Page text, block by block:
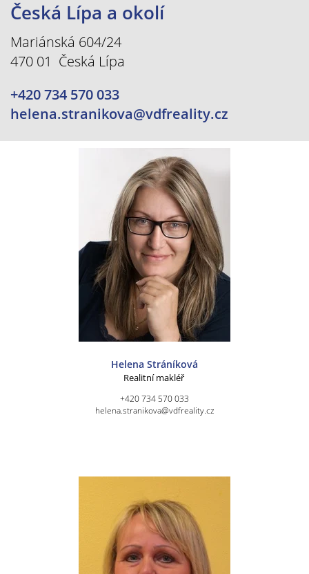
Česká Lípa a okolí
Mariánská 604/24
470 01 Česká Lípa
+420 734 570 033
helena.stranikova@vdfreality.cz
Helena Stráníková
Realitní makléř
+420 734 570 033
helena.stranikova@vdfreality.cz